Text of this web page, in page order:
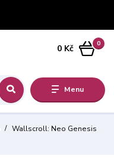
Menu
0
0 Kč
Wallscroll: Neo Genesis